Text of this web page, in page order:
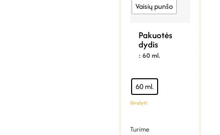
Vaisių punšo
Pakuotės
dydis
: 60 ml.
60 ml.
Išvalyti
Turime